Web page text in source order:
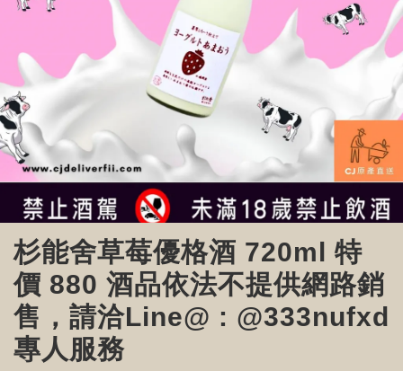
杉能舍草莓優格酒 720ml 特
價 880 酒品依法不提供網路銷
售，請洽Line@ : @333nufxd
專人服務